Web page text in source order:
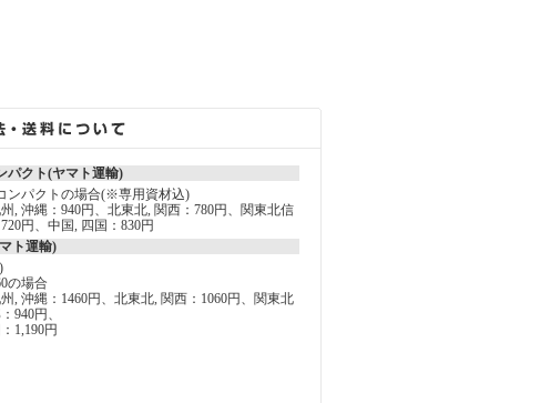
パクト(ヤマト運輸)
ンパクトの場合(※専用資材込)
, 沖縄：940円、北東北, 関西：780円、関東北信
円、中国, 四国：830円
ト運輸)
の場合
, 沖縄：1460円、北東北, 関西：1060円、関東北
940円、
1,190円